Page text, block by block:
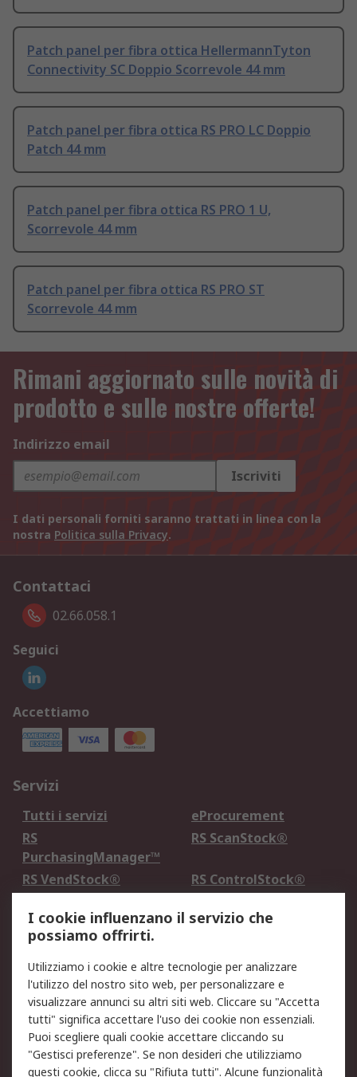
Patch panel per fibra ottica HellermannTyton
Connectivity SC Doppio Scorrevole 44 mm
Patch panel per fibra ottica RS PRO LC Doppio
Patch 44 mm
Patch panel per fibra ottica RS PRO 1 U,
Scorrevole 44 mm
Patch panel per fibra ottica RS PRO ST
Scorrevole 44 mm
Rimani aggiornato sulle novità di
prodotto e sulle nostre offerte!
Indirizzo email
Iscriviti
I dati personali forniti saranno trattati in linea con la
nostra Politica sulla Privacy.
Contattaci
02.66.058.1
Seguici
Accettiamo
Servizi
Tutti i servizi
eProcurement
RS
PurchasingManager™
RS ScanStock®
RS VendStock®
RS ControlStock®
Legale
Informativa Cookie
Informativa Privacy -
Aggiornata
Email Security
Termini d'uso
Condizioni di vendita
Condizioni generali di
servizio
I cookie influenzano il servizio che
possiamo offrirti.
Utilizziamo i cookie e altre tecnologie per analizzare
l'utilizzo del nostro sito web, per personalizzare e
visualizzare annunci su altri siti web. Cliccare su "Accetta
tutti" significa accettare l'uso dei cookie non essenziali.
Puoi scegliere quali cookie accettare cliccando su
"Gestisci preferenze". Se non desideri che utilizziamo
questi cookie, clicca su "Rifiuta tutti". Alcune funzionalità